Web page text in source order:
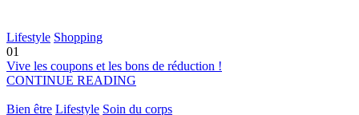
Lifestyle Shopping
01
Vive les coupons et les bons de réduction !
CONTINUE READING
Bien être Lifestyle Soin du corps